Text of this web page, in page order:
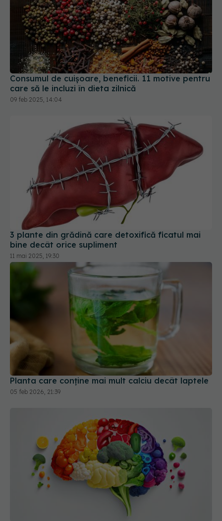
Consumul de cuișoare, beneficii. 11 motive pentru
care să le incluzi în dieta zilnică
09 feb 2025, 14:04
3 plante din grădină care detoxifică ficatul mai
bine decât orice supliment
11 mai 2025, 19:30
Planta care conține mai mult calciu decât laptele
05 feb 2026, 21:39